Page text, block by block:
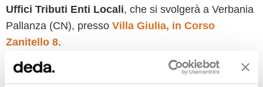
Uffici Tributi Enti Locali, che si svolgerà a Verbania
Pallanza (CN), presso Villa Giulia, in Corso
Zanitello 8.
Rivolta ad amministratori, segretari generali, dirigenti,
funzionari di uffici tributi e finanziari, società 100%